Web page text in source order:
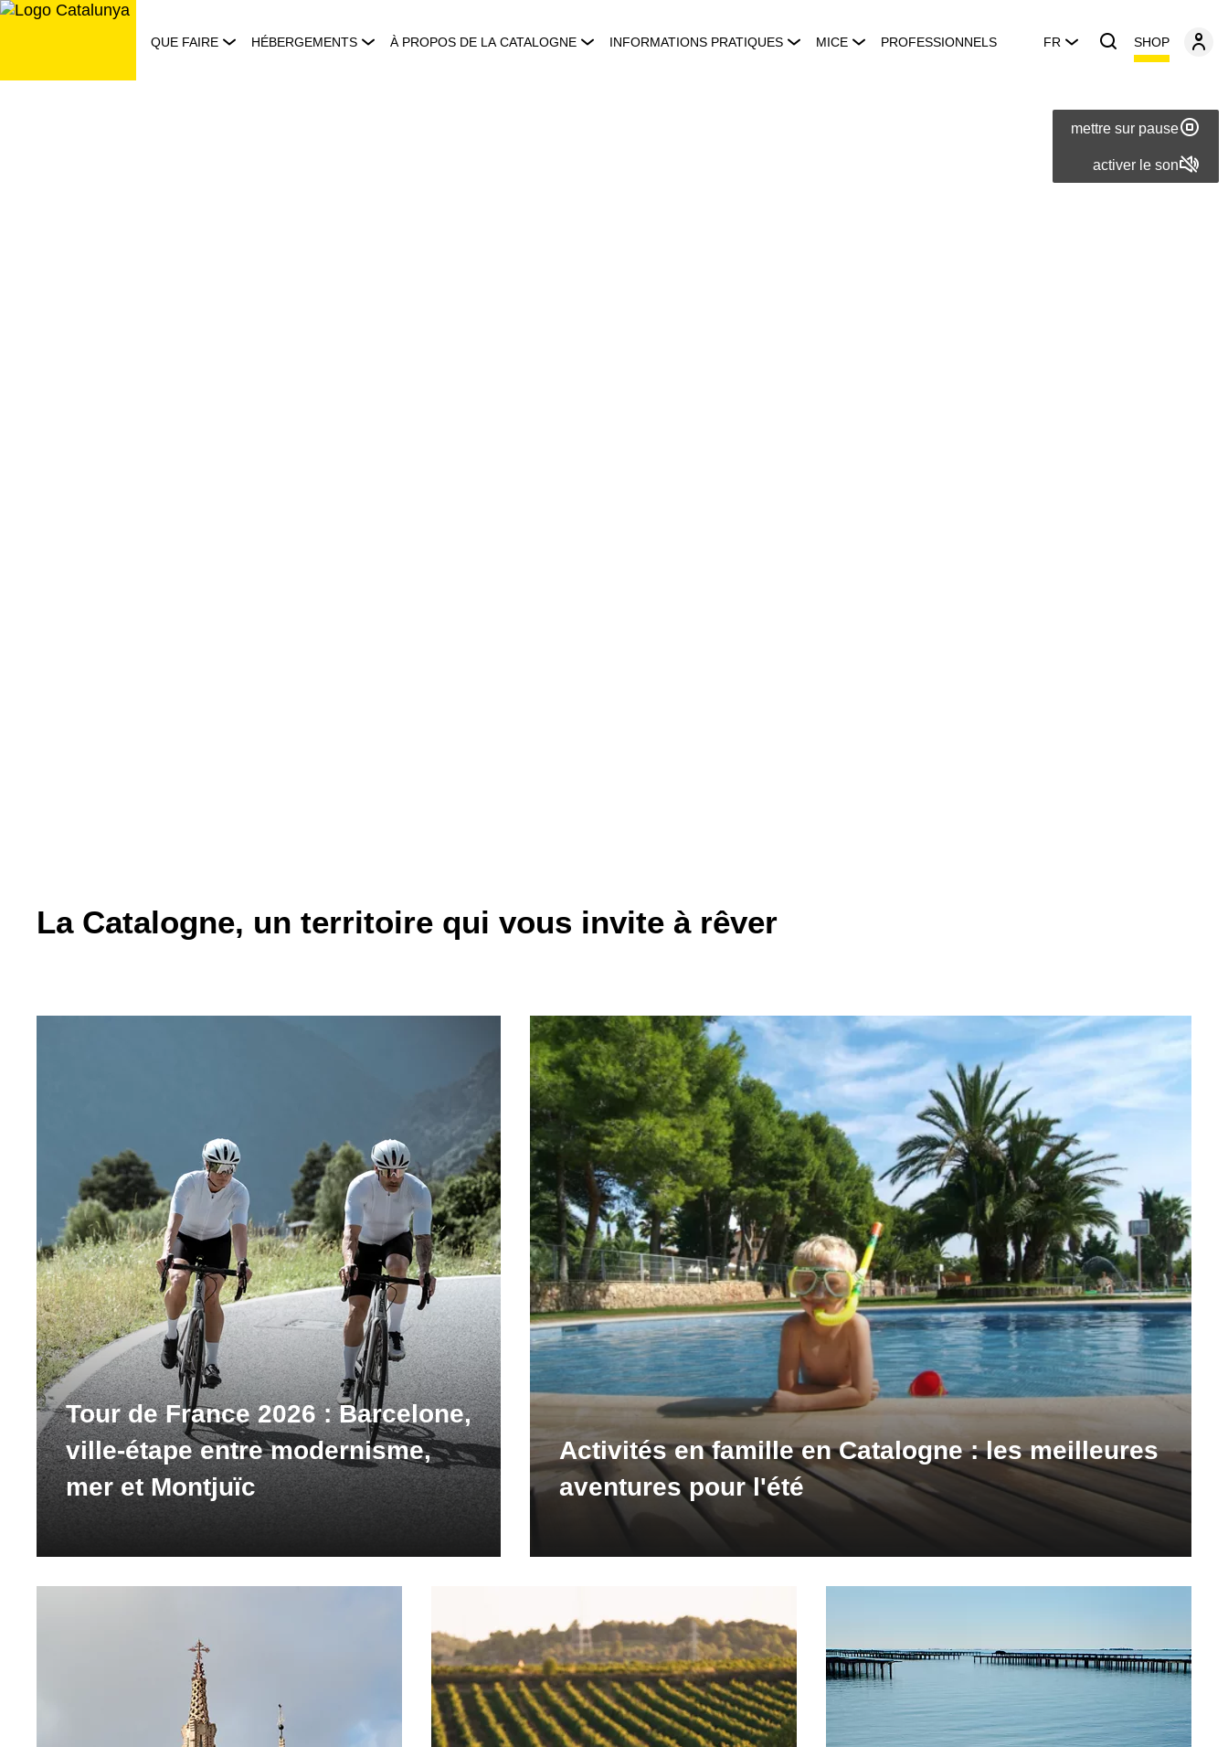
Aller
QUE FAIRE HÉBERGEMENTS À PROPOS DE LA CATALOGNE INFORMATIONS PRATIQUES MICE PROFESSIONNELS FR SHOP
mettre sur pause
activer le son
La Catalogne, un territoire qui vous invite à rêver
Tour de France 2026 : Barcelone,
ville-étape entre modernisme,
mer et Montjuïc
Activités en famille en Catalogne : les meilleures
aventures pour l'été